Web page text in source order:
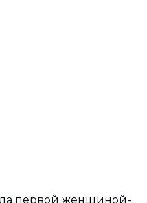
первой женщиной-